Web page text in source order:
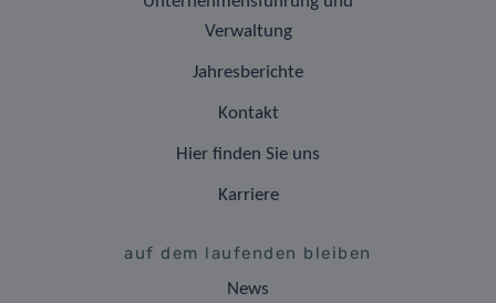
Verwaltung
Jahresberichte
Kontakt
Hier finden Sie uns
Karriere
auf dem laufenden bleiben
News